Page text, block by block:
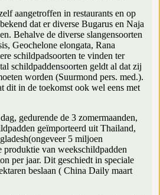
aangetroffen in restaurants en op
dat er diverse Bugarus en Naja
Behalve de diverse slangensoorten
Geochelone elongata, Rana
schildpadsoorten te vinden ter
schildpaddensoorten geldt al dat zij
worden (Suurmond pers. med.).
dit in de toekomst ook wel eens met
gedurende de 3 zomermaanden,
geïmporteerd uit Thailand,
5 miljoen
produktie van weekschildpadden
per jaar. Dit geschiedt in speciale
beslaan ( China Daily maart